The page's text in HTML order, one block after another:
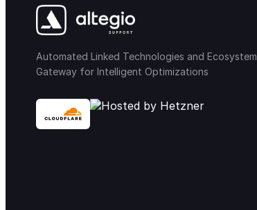
Automated Linked Technologies and Ecosystem
Gateway for Intelligent Optimizations